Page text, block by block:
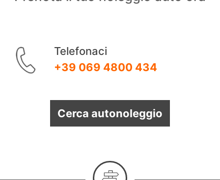
Telefonaci
+39 069 4800 434
Cerca autonoleggio